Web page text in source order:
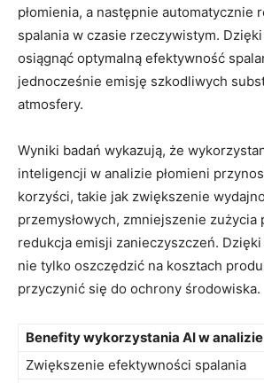
‍płomienia,⁢ a następnie automatycznie
spalania w czasie rzeczywistym.
osiągnąć optymalną efektywność‍
jednocześnie​ emisję⁤ szkodliwych
atmosfery.
Wyniki⁢ badań‌ wykazują, że
inteligencji⁢ w​ analizie płomieni
⁣korzyści, takie jak ⁤zwiększenie
przemysłowych, zmniejszenie zużycia‍
redukcja emisji zanieczyszczeń.
nie tylko oszczędzić na kosztach
‌przyczynić się do ochrony środowiska.
Benefity wykorzystania AI⁢ w‌ analizie
Zwiększenie efektywności spalania